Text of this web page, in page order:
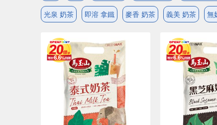
光泉 奶茶 即溶 拿鐵 麥香 奶茶 義美 奶茶 無